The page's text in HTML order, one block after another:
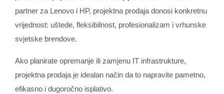
partner za Lenovo i HP, projektna prodaja donosi konkretnu
vrijednost: uštede, fleksibilnost, profesionalizam i vrhunske
svjetske brendove.
Ako planirate opremanje ili zamjenu IT infrastrukture,
projektna prodaja je idealan način da to napravite pametno,
efikasno i dugoročno isplativo.